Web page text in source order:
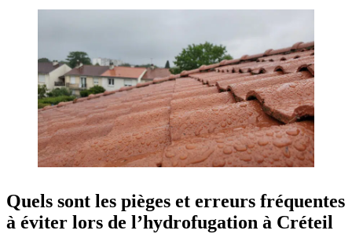
Quels sont les pièges et erreurs fréquentes
à éviter lors de l’hydrofugation à Créteil